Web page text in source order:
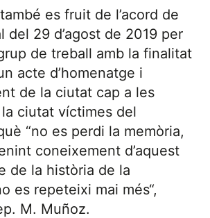
també es fruit de l’acord de
del 29 d’agost de 2019 per
de treball amb la finalitat
acte d’homenatge i
de la ciutat cap a les
ciutat víctimes del
“no es perdi la memòria,
coneixement d’aquest
de la història de la
es repeteixi mai més“,
M. Muñoz.